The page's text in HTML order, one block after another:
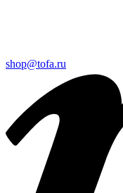
shop@tofa.ru